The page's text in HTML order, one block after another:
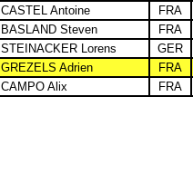
CASTEL Antoine
FRA
BASLAND Steven
FRA
STEINACKER Lorens
GER
GREZELS Adrien
FRA
CAMPO Alix FRA